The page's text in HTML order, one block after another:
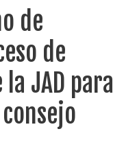
de
de
JAD para